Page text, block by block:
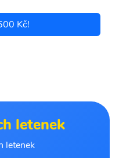
Kč!
letenek
letenek